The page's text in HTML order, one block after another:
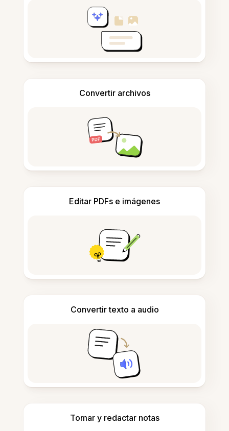
Convertir archivos
Editar PDFs e imágenes
Convertir texto a audio
Tomar y redactar notas